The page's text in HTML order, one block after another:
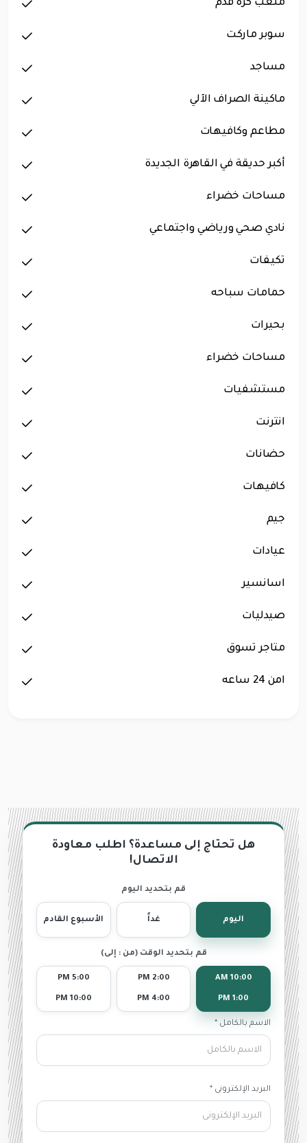
ملعب كرة قدم
سوبر ماركت
مساجد
ماكينة الصراف الآلي
مطاعم وكافيهات
أكبر حديقة في القاهرة الجديدة
مساحات خضراء
نادي صحي ورياضي واجتماعي
تكيفات
حمامات سباحه
بحيرات
مساحات خضراء
مستشفيات
انترنت
حضانات
كافيهات
جيم
عيادات
اسانسير
صيدليات
متاجر تسوق
امن 24 ساعه
هل تحتاج إلى مساعدة؟ اطلب معاودة
الاتصال!
قم بتحديد اليوم
اليوم غداً الأسبوع القادم
قم بتحديد الوقت (من : إلى)
10:00 AM
1:00 PM
2:00 PM
4:00 PM
5:00 PM
10:00 PM
الاسم بالكامل *
البريد الإلكترونى *